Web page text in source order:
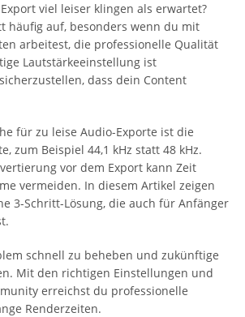
viel leiser klingen als erwartet?
häufig auf, besonders wenn du mit
arbeitest, die professionelle Qualität
Lautstärkeeinstellung ist
dass dein Content
für zu leise Audio-Exporte ist die
zum Beispiel 44,1 kHz statt 48 kHz.
vor dem Export kann Zeit
vermeiden. In diesem Artikel zeigen
3-Schritt-Lösung, die auch für Anfänger
schnell zu beheben und zukünftige
Mit den richtigen Einstellungen und
erreichst du professionelle
Renderzeiten.